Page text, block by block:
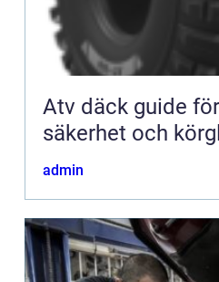
Atv däck guide för bättre grepp,
säkerhet och
admin